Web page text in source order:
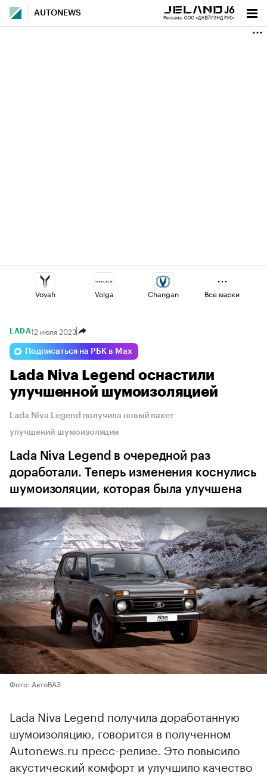
AUTONEWS
Voyah Volga Changan
Jaecoo
Esteo Geely Omoda
Все марки
LADA12 июля 2023
Подписаться на РБК в Max
Lada Niva Legend оснастили
улучшенной шумоизоляцией
Lada Niva Legend получила новый пакет
улучшений шумоизоляции
Lada Niva Legend в очередной раз
доработали. Теперь изменения коснулись
шумоизоляции, которая была улучшена
Фото: АвтоВАЗ
Lada Niva Legend получила доработанную
шумоизоляцию, говорится в полученном
Autonews.ru пресс-релизе. Это повысило
акустический комфорт и улучшило качество